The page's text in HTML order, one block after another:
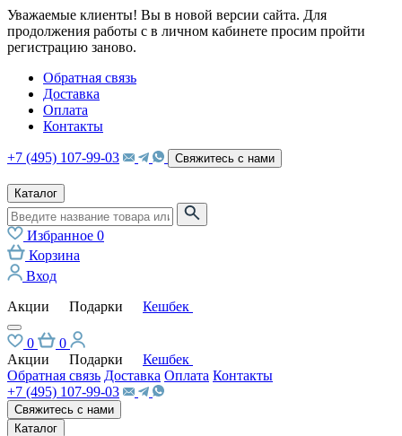
Уважаемые клиенты! Вы в новой версии сайта. Для
продолжения работы с в личном кабинете просим пройти
регистрацию заново.
Обратная связь
Доставка
Оплата
Контакты
+7 (495) 107-99-03 Свяжитесь с нами
Каталог
Избранное 0
Корзина
Вход
Акции
Подарки Кешбек
0
0
Акции
Подарки
Кешбек
Обратная связь Доставка Оплата Контакты
+7 (495) 107-99-03
Свяжитесь с нами
Каталог